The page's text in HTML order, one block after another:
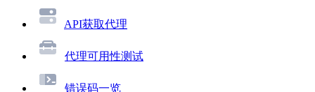
API获取代理
代理可用性测试
错误码一览